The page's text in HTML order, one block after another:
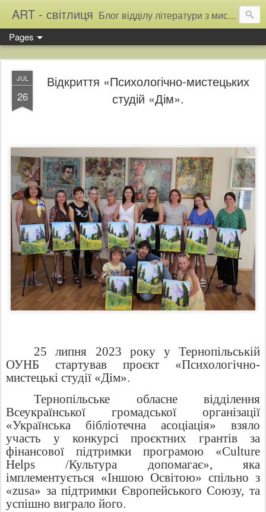
ART - світлиця Блог відділу літератури з мистецтва Тернопільської обласної універсальної наукової бібліотеки
Pages
JUL
26
Відкриття «Психологічно-мистецьких
студій «Дім».
25 липня 2023 року у Тернопільській
ОУНБ стартував проєкт «Психологічно-
мистецькі студії «Дім».
Тернопільське обласне відділення
Всеукраїнської громадської організації
«Українська бібліотечна асоціація» взяло
участь у конкурсі проєктних грантів за
фінансової підтримки програмою «Culture
Helps /Культура допомагає», яка
імплементується «Іншою Освітою» спільно з
«zusa» за підтримки Європейського Союзу, та
успішно виграло його.